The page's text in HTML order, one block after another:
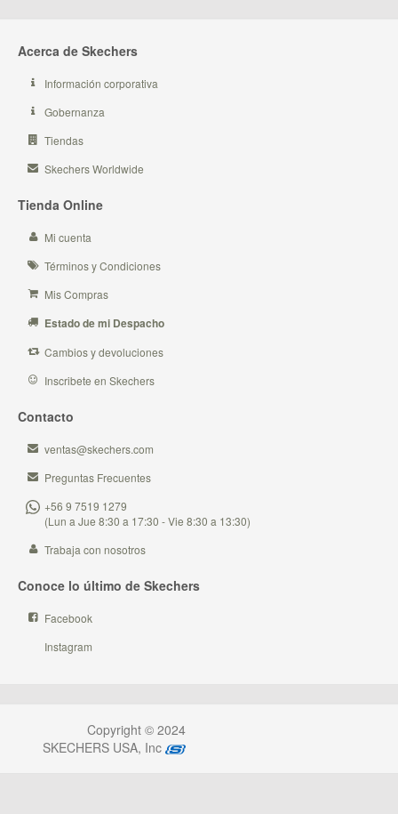
Acerca de Skechers
Información corporativa
Gobernanza
Tiendas
Skechers Worldwide
Tienda Online
Mi cuenta
Términos y Condiciones
Mis Compras
Estado de mi Despacho
Cambios y devoluciones
Inscribete en Skechers
Contacto
ventas@skechers.com
Preguntas Frecuentes
+56 9 7519 1279
(Lun a Jue 8:30 a 17:30 - Vie 8:30 a 13:30)
Trabaja con nosotros
Conoce lo último de Skechers
Facebook
Instagram
Copyright © 2024
SKECHERS USA, Inc